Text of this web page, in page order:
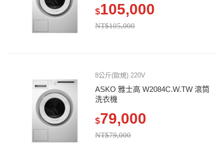
$105,000
NT$105,000
8公斤(歐規) 220V
ASKO 雅士高 W2084C.W.TW 滾筒
洗衣機
$79,000
NT$79,000